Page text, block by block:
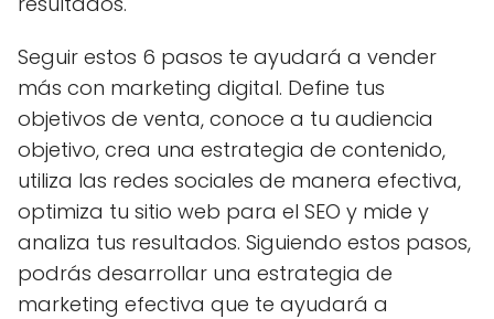
Seguir estos 6 pasos te ayudará a vender
más con marketing digital. Define tus
objetivos de venta, conoce a tu audiencia
objetivo, crea una estrategia de contenido,
utiliza las redes sociales de manera efectiva,
optimiza tu sitio web para el SEO y mide y
analiza tus resultados. Siguiendo estos pasos,
podrás desarrollar una estrategia de
marketing efectiva que te ayudará a